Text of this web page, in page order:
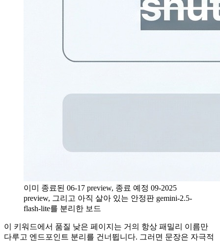
이미 종료된 06-17 preview, 종료 예정 09-2025
preview, 그리고 아직 살아 있는 안정판 gemini-2.5-
flash-lite를 분리한 보드
이 키워드에서 품질 낮은 페이지는 거의 항상 패밀리 이름만
다루고 엔드포인트 분리를 건너뜁니다. 그러면 문장은 자극적